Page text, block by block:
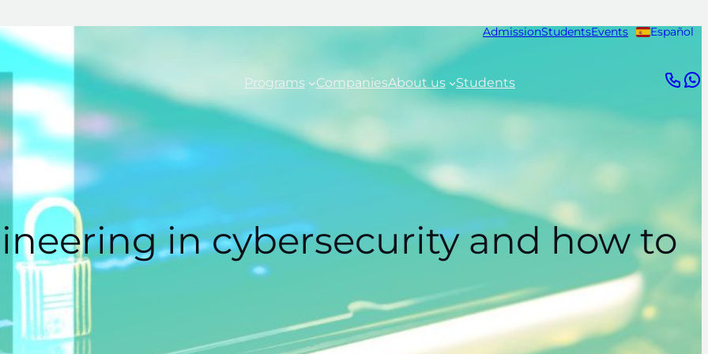
AdmissionStudentsEvents Español
Programs CompaniesAbout us Students
in cybersecurity and how to